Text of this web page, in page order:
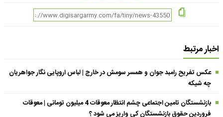
اخبار مرتبط
عکس تفریح رامبد جوان و همسر سومش در خارج | لباس اروپایی نگار جواهریان
چه شیکه
بازنشستگان تامین اجتماعی چشم انتظار معوقات 4 میلیون تومانی | معوقات
فروردین حقوق بازنشستگان کی واریز می شود ؟